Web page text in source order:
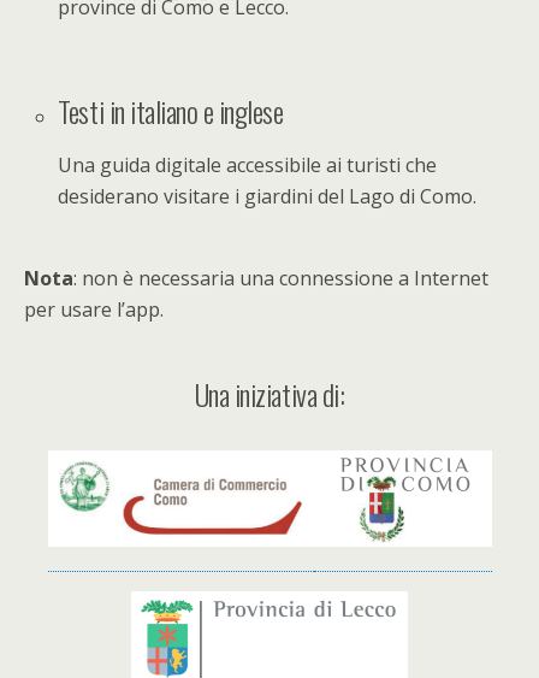
province di Como e Lecco.
Testi in italiano e inglese
Una guida digitale accessibile ai turisti che
desiderano visitare i giardini del Lago di Como.
Nota: non è necessaria una connessione a Internet
per usare l’app.
Una iniziativa di: